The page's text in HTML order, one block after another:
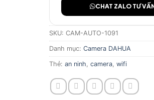
CHAT ZALO TƯ
SKU: CAM-AUTO-1091
Danh mục: Camera DAHUA
Thẻ: an ninh, camera, wifi